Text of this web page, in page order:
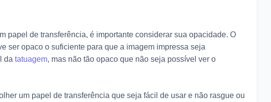
papel de transferência, é importante considerar sua opacidade. O
ser opaco o suficiente para que a imagem impressa seja
da tatuagem, mas não tão opaco que não seja possível ver o
um papel de transferência que seja fácil de usar e não rasgue ou